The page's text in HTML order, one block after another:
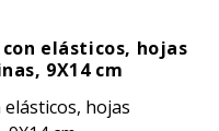
elásticos, hojas
9X14 cm
hojas